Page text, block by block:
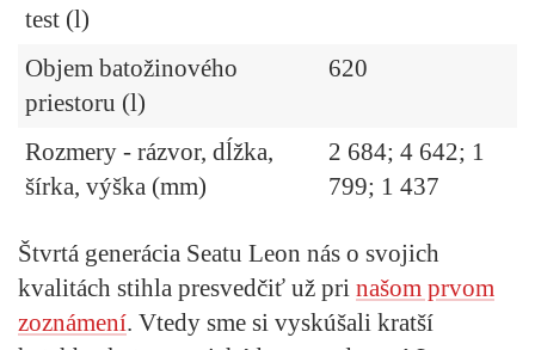
test (l)
Objem batožinového
priestoru (l)
620
Rozmery - rázvor, dĺžka,
šírka, výška (mm)
2 684; 4 642; 1
799; 1 437
Štvrtá generácia Seatu Leon nás o svojich
kvalitách stihla presvedčiť už pri našom prvom
zoznámení. Vtedy sme si vyskúšali kratší